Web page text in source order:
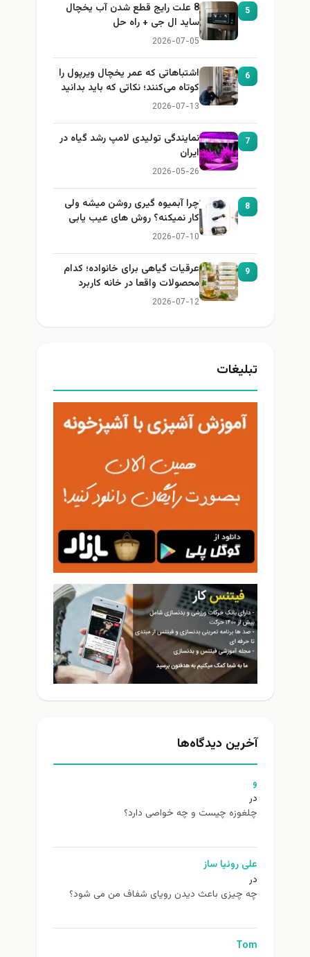
5
8 علت رایج قطع شدن آب یخچال
ساید ال جی + راه حل
2026-07-05
6
اشتباهاتی که عمر یخچال ویرپول را
کوتاه می‌کنند؛ نکاتی که باید بدانید
2026-07-13
7
نمایندگی تولیدی لامپ رشد گیاه در
ایران
2026-05-26
8
چرا آبمیوه گیری روشن میشه ولی
کار نمیکنه؟ روش های عیب یابی
2026-07-10
9
عرقیات گیاهی برای خانواده؛ کدام
محصولات واقعا در خانه کاربرد
دارند؟
2026-07-12
تبلیغات
آخرین دیدگاه‌ها
و
در
چلغوزه چیست و چه خواصی دارد؟
علی روئیا ساز
در
چه چیزی باعث دیدن رویای شفاف من می شود؟
Tom